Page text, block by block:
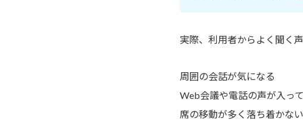
実際、利用者からよく聞く
周囲の会話が気になる
Web会議や電話の声が入っ
席の移動が多く落ち着かない